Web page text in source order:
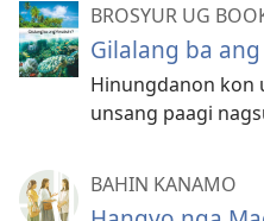
BROSYUR UG
Gilalang ba
Hinungdanon kon
unsang paagi
BAHIN KANAMO